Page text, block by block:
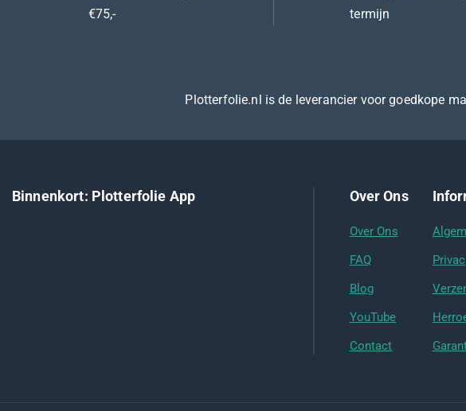
€75,-
termijn
Plotterfolie.nl is de leverancier voor goedkope
Binnenkort: Plotterfolie App Over Ons
Over Ons
FAQ
Blog
YouTube
Contact